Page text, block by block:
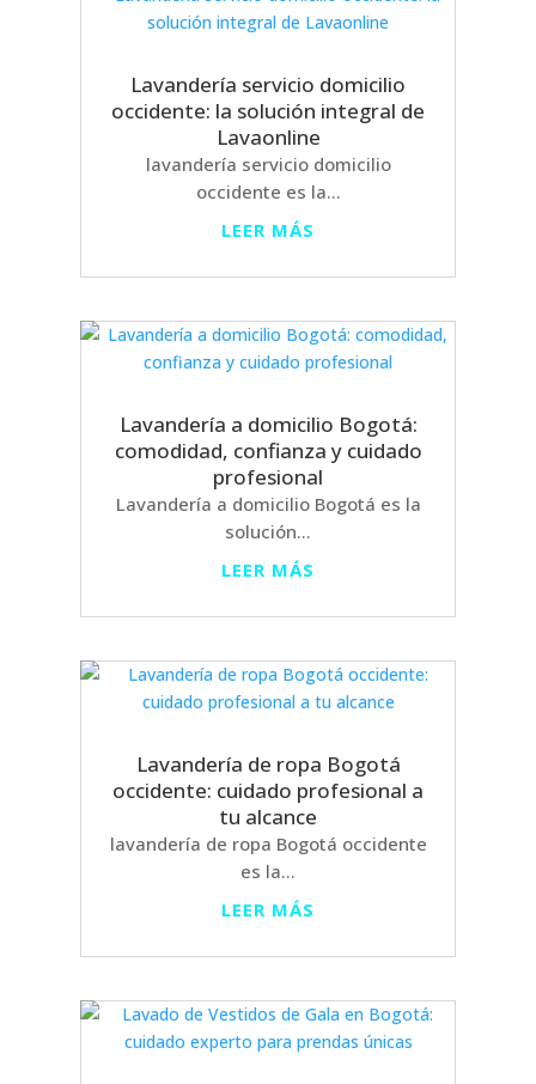
Lavandería servicio domicilio
occidente: la solución integral de
Lavaonline
lavandería servicio domicilio
occidente es la...
LEER MÁS
Lavandería a domicilio Bogotá:
comodidad, confianza y cuidado
profesional
Lavandería a domicilio Bogotá es la
solución...
LEER MÁS
Lavandería de ropa Bogotá
occidente: cuidado profesional a
tu alcance
lavandería de ropa Bogotá occidente
es la...
LEER MÁS